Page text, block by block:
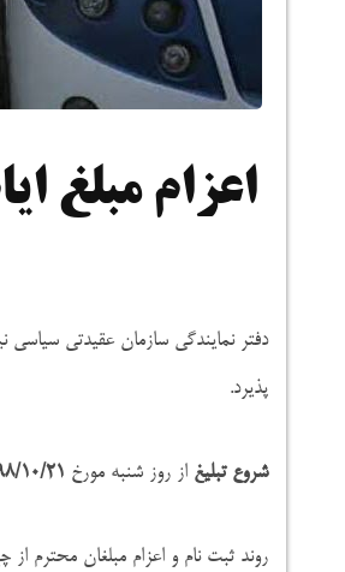
اعزام مبلغ
پذیرد.
شروع تبلیغ از روز شنبه مورخ
روند ثبت نام و اعزام مبلغان محترم از